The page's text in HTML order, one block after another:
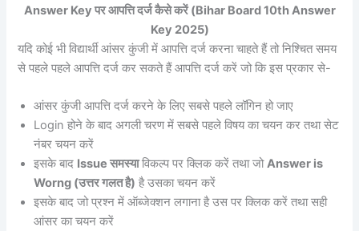
Answer Key पर आपत्ति दर्ज कैसे करें (Bihar Board 10th Answer
Key 2025)
यदि कोई भी विद्यार्थी आंसर कुंजी में आपत्ति दर्ज करना चाहते हैं तो निश्चित समय
से पहले पहले आपत्ति दर्ज कर सकते हैं आपत्ति दर्ज करें जो कि इस प्रकार से-
आंसर कुंजी आपत्ति दर्ज करने के लिए सबसे पहले लॉगिन हो जाए
Login होने के बाद अगली चरण में सबसे पहले विषय का चयन कर तथा सेट
नंबर चयन करें
इसके बाद Issue समस्याविकल्प पर क्लिक करें तथा जोAnswer is
Worng (उत्तर गलत है) है उसका चयन करें
इसके बाद जो प्रश्न में ऑब्जेक्शन लगाना है उस पर क्लिक करें तथा सही
आंसर का चयन करें